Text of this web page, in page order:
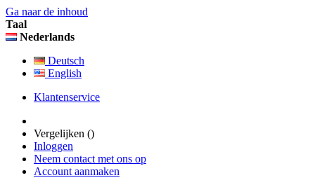
Ga naar de inhoud
Taal
Nederlands
Deutsch
English
Klantenservice
Vergelijken ()
Inloggen
Neem contact met ons op
Account aanmaken